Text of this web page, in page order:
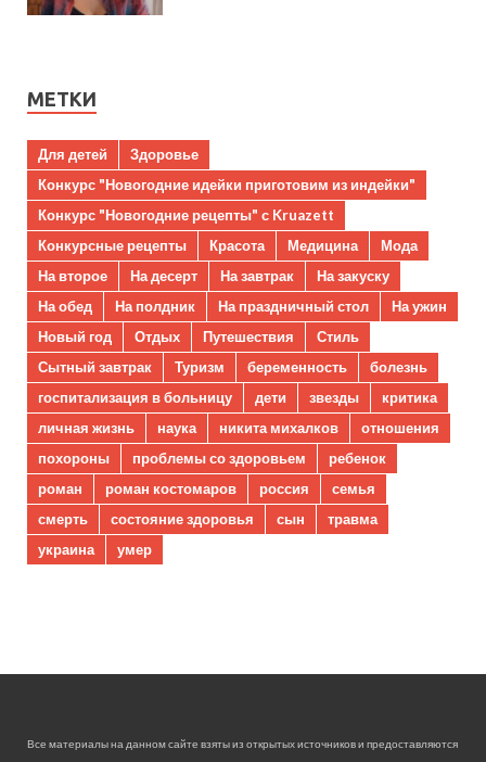
МЕТКИ
Для детей
Здоровье
Конкурс "Новогодние идейки приготовим из индейки"
Конкурс "Новогодние рецепты" с Kruazett
Конкурсные рецепты
Красота Медицина
Мода
На второе
На десерт На завтрак
На закуску
На обед
На полдник На праздничный стол
На ужин
Новый год
Отдых Путешествия
Стиль
Сытный завтрак
Туризм беременность
болезнь
госпитализация в больницу
дети звезды
критика
личная жизнь
наука никита михалков
отношения
похороны
проблемы со здоровьем
ребенок
роман
роман костомаров россия
семья
смерть
состояние здоровья сын
травма
украина
умер
Все материалы на данном сайте взяты из открытых источников и предоставляются